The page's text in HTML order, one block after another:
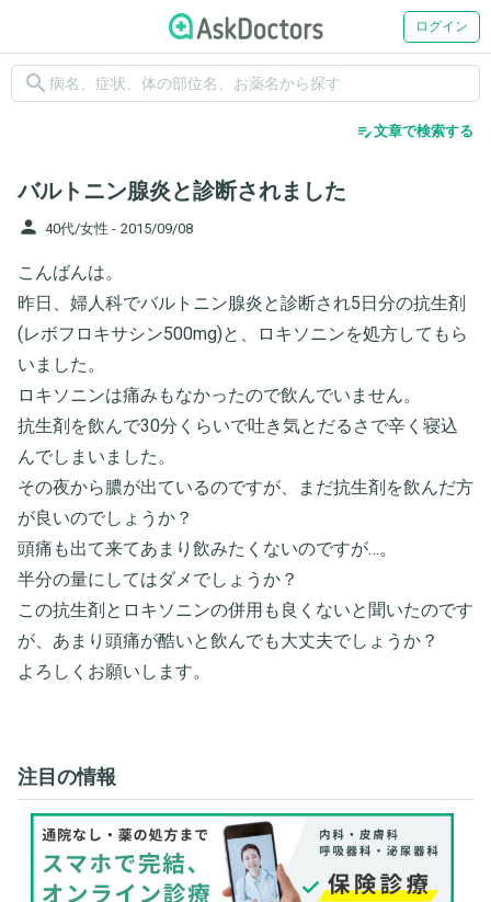
ログイン
search
edit_note文章で検索する
バルトニン腺炎と診断されました
person 40代/女性 - 2015/09/08
こんばんは。
昨日、婦人科でバルトニン腺炎と診断され5日分の抗生剤
(レボフロキサシン500mg)と、ロキソニンを処方してもら
いました。
ロキソニンは痛みもなかったので飲んでいません。
抗生剤を飲んで30分くらいで吐き気とだるさで辛く寝込
んでしまいました。
その夜から膿が出ているのですが、まだ抗生剤を飲んだ方
が良いのでしょうか？
頭痛も出て来てあまり飲みたくないのですが…。
半分の量にしてはダメでしょうか？
この抗生剤とロキソニンの併用も良くないと聞いたのです
が、あまり頭痛が酷いと飲んでも大丈夫でしょうか？
よろしくお願いします。
注目の情報